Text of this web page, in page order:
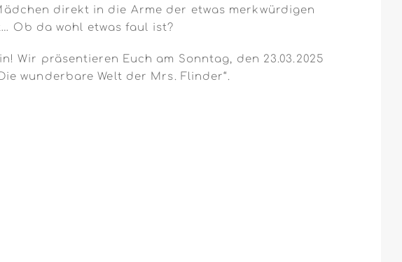
direkt in die Arme der etwas merkwürdigen
Ob da wohl etwas faul ist?
Wir präsentieren Euch am Sonntag, den 23.03.2025
wunderbare Welt der Mrs. Flinder“.